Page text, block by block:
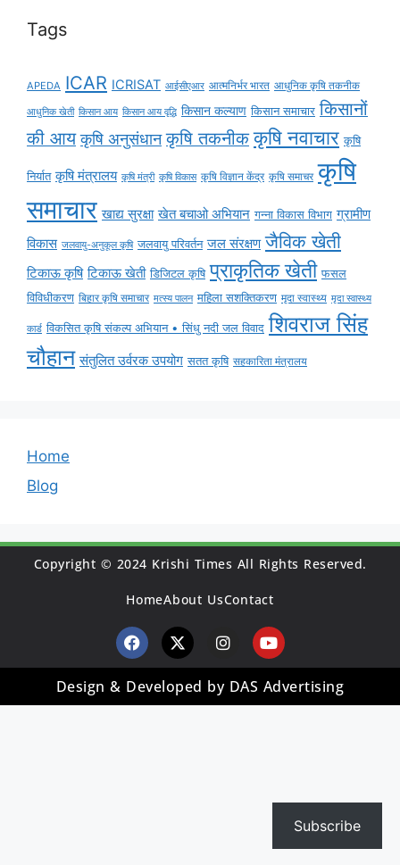
Tags
APEDA ICAR ICRISAT आईसीएआर आत्मनिर्भर भारत आधुनिक कृषि तकनीक
आधुनिक खेती किसान आय किसान आय वृद्धि किसान कल्याण किसान समाचार किसानों
की आय कृषि अनुसंधान कृषि तकनीक कृषि नवाचार कृषि
निर्यात कृषि मंत्रालय कृषि मंत्री कृषि विकास कृषि विज्ञान केंद्र कृषि समाचर कृषि
समाचार खाद्य सुरक्षा खेत बचाओ अभियान गन्ना विकास विभाग ग्रामीण
विकास जलवायु-अनुकूल कृषि जलवायु परिवर्तन जल संरक्षण जैविक खेती
टिकाऊ कृषि टिकाऊ खेती डिजिटल कृषि प्राकृतिक खेती फसल
विविधीकरण बिहार कृषि समाचार मत्स्य पालन महिला सशक्तिकरण मृदा स्वास्थ्य मृदा स्वास्थ्य
कार्ड विकसित कृषि संकल्प अभियान • सिंधु नदी जल विवाद शिवराज सिंह
चौहान संतुलित उर्वरक उपयोग सतत कृषि सहकारिता मंत्रालय
Home
Blog
Copyright © 2024 Krishi Times All Rights Reserved.
HomeAbout UsContact
Design & Developed by DAS Advertising
Subscribe